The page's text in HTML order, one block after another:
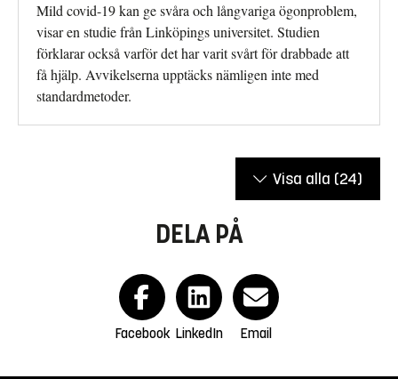
Mild covid-19 kan ge svåra och långvariga ögonproblem,
visar en studie från Linköpings universitet. Studien
förklarar också varför det har varit svårt för drabbade att
få hjälp. Avvikelserna upptäcks nämligen inte med
standardmetoder.
Visa alla (24)
DELA PÅ
Facebook LinkedIn Email